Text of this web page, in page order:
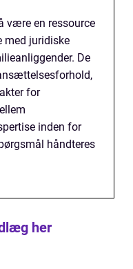
være en ressource
med juridiske
De
for
inden for
håndteres
her